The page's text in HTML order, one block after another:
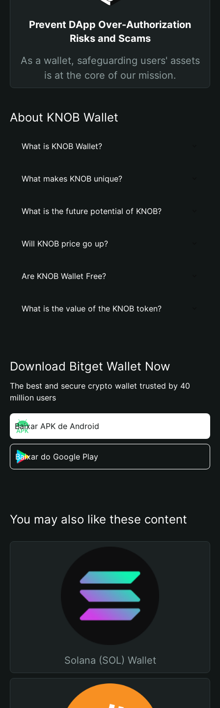
Prevent DApp Over-Authorization
Risks and Scams
As a wallet, safeguarding users' assets
is at the core of our mission.
About KNOB Wallet
What is KNOB Wallet?
What makes KNOB unique?
What is the future potential of KNOB?
Will KNOB price go up?
Are KNOB Wallet Free?
What is the value of the KNOB token?
Download Bitget Wallet Now
The best and secure crypto wallet trusted by 40
million users
Baixar APK de Android
Baixar do Google Play
You may also like these content
Solana (SOL) Wallet